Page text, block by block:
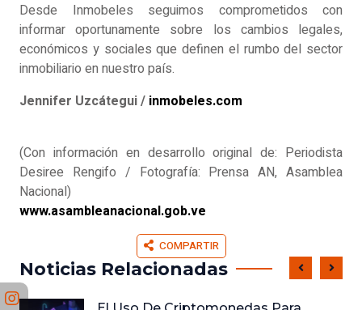
Desde Inmobeles seguimos comprometidos con
informar oportunamente sobre los cambios legales,
económicos y sociales que definen el rumbo del sector
inmobiliario en nuestro país.
Jennifer Uzcátegui / inmobeles.com
(Con información en desarrollo original de: Periodista
Desiree Rengifo / Fotografía: Prensa AN, Asamblea
Nacional)
www.asambleanacional.gob.ve
COMPARTIR
Noticias Relacionadas